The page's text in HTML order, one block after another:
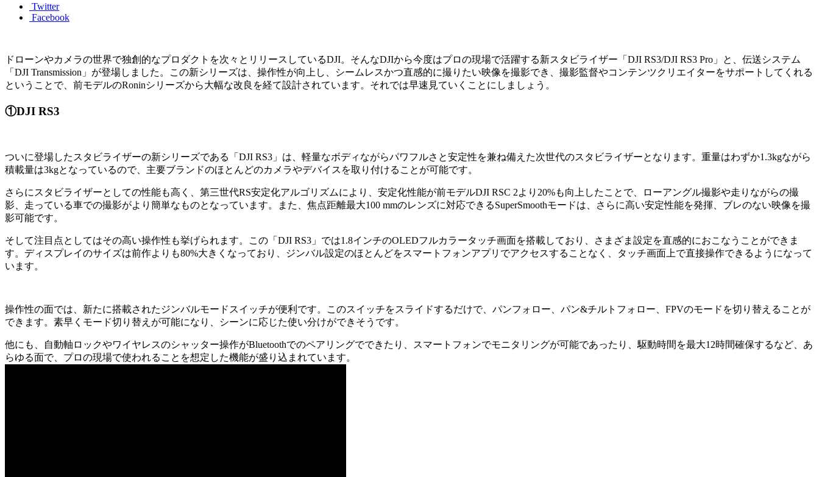
Twitter
Facebook
ドローンやカメラの世界で独創的なプロダクトを次々とリリースしているDJI。そんなDJIから今度はプロの現場で活躍する新スタビライザー「DJI RS3/DJI RS3 Pro」と、伝送システム
「DJI Transmission」が登場しました。この新シリーズは、操作性が向上し、シームレスかつ直感的に撮りたい映像を撮影でき、撮影監督やコンテンツクリエイターをサポートしてくれる
ということで、前モデルのRoninシリーズから大幅な改良を経て設計されています。それでは早速見ていくことにしましょう。
①DJI RS3
ついに登場したスタビライザーの新シリーズである「DJI RS3」は、軽量なボディながらパワフルさと安定性を兼ね備えた次世代のスタビライザーとなります。重量はわずか1.3kgながら
積載量は3kgとなっているので、主要ブランドのほとんどのカメラやデバイスを取り付けることが可能です。
さらにスタビライザーとしての性能も高く、第三世代RS安定化アルゴリズムにより、安定化性能が前モデルDJI RSC 2より20%も向上したことで、ローアングル撮影や走りながらの撮
影、走っている車での撮影がより簡単なものとなっています。また、焦点距離最大100 mmのレンズに対応できるSuperSmoothモードは、さらに高い安定性能を発揮、ブレのない映像を撮
影可能です。
そして注目点としてはその高い操作性も挙げられます。この「DJI RS3」では1.8インチのOLEDフルカラータッチ画面を搭載しており、さまざま設定を直感的におこなうことができま
す。ディスプレイのサイズは前作よりも80%大きくなっており、ジンバル設定のほとんどをスマートフォンアプリでアクセスすることなく、タッチ画面上で直接操作できるようになって
います。
操作性の面では、新たに搭載されたジンバルモードスイッチが便利です。このスイッチをスライドするだけで、パンフォロー、パン&チルトフォロー、FPVのモードを切り替えることが
できます。素早くモード切り替えが可能になり、シーンに応じた使い分けができそうです。
他にも、自動軸ロックやワイヤレスのシャッター操作がBluetoothでのペアリングでできたり、スマートフォンでモニタリングが可能であったり、駆動時間を最大12時間確保するなど、あ
らゆる面で、プロの現場で使われることを想定した機能が盛り込まれています。